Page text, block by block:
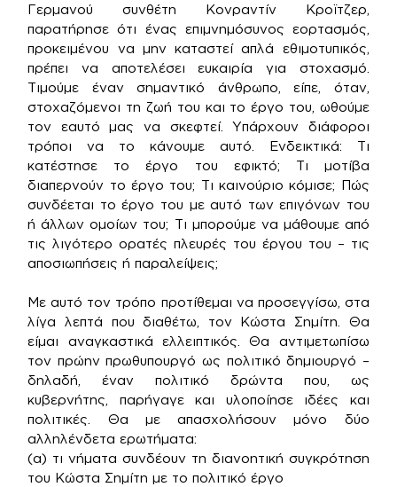
Γερμανού συνθέτη Κονραντίν Κροϊτζερ,
παρατήρησε ότι ένας επιμνημόσυνος εορτασμός,
προκειμένου να μην καταστεί απλά εθιμοτυπικός,
πρέπει να αποτελέσει ευκαιρία για στοχασμό.
Τιμούμε έναν σημαντικό άνθρωπο, είπε, όταν,
στοχαζόμενοι τη ζωή του και το έργο του, ωθούμε
τον εαυτό μας να σκεφτεί. Υπάρχουν διάφοροι
τρόποι να το κάνουμε αυτό. Ενδεικτικά: Τι
κατέστησε το έργο του εφικτό; Τι μοτίβα
διαπερνούν το έργο του; Τι καινούριο κόμισε; Πώς
συνδέεται το έργο του με αυτό των επιγόνων του
ή άλλων ομοίων του; Τι μπορούμε να μάθουμε από
τις λιγότερο ορατές πλευρές του έργου του – τις
αποσιωπήσεις ή παραλείψεις;
Με αυτό τον τρόπο προτίθεμαι να προσεγγίσω, στα
λίγα λεπτά που διαθέτω, τον Κώστα Σημίτη. Θα
είμαι αναγκαστικά ελλειπτικός. Θα αντιμετωπίσω
τον πρώην πρωθυπουργό ως πολιτικό δημιουργό –
δηλαδή, έναν πολιτικό δρώντα που, ως
κυβερνήτης, παρήγαγε και υλοποίησε ιδέες και
πολιτικές. Θα με απασχολήσουν μόνο δύο
αλληλένδετα ερωτήματα:
(α) τι νήματα συνδέουν τη διανοητική συγκρότηση
του Κώστα Σημίτη με το πολιτικό έργο